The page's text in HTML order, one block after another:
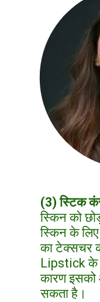
(3) स्टिक
स्किन को
स्किन के
का टेक्सचर
Lipstick के
कारण इसको
सकता है।